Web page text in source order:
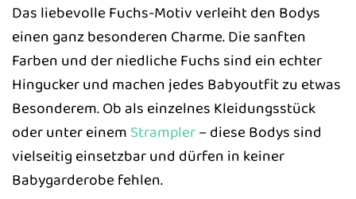
Das liebevolle Fuchs-Motiv verleiht den Bodys
einen ganz besonderen Charme. Die sanften
Farben und der niedliche Fuchs sind ein echter
Hingucker und machen jedes Babyoutfit zu etwas
Besonderem. Ob als einzelnes Kleidungsstück
oder unter einem Strampler– diese Bodys sind
vielseitig einsetzbar und dürfen in keiner
Babygarderobe fehlen.